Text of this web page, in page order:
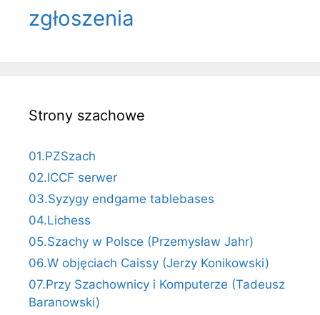
zgłoszenia
Strony szachowe
01.PZSzach
02.ICCF serwer
03.Syzygy endgame tablebases
04.Lichess
05.Szachy w Polsce (Przemysław Jahr)
06.W objęciach Caissy (Jerzy Konikowski)
07.Przy Szachownicy i Komputerze (Tadeusz
Baranowski)